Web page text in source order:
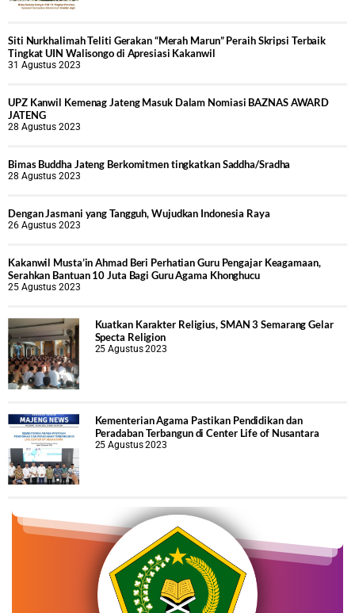
Siti Nurkhalimah Teliti Gerakan “Merah Marun” Peraih Skripsi Terbaik
Tingkat UIN Walisongo di Apresiasi Kakanwil
31 Agustus 2023
UPZ Kanwil Kemenag Jateng Masuk Dalam Nomiasi BAZNAS AWARD
JATENG
28 Agustus 2023
Bimas Buddha Jateng Berkomitmen tingkatkan Saddha/Sradha
28 Agustus 2023
Dengan Jasmani yang Tangguh, Wujudkan Indonesia Raya
26 Agustus 2023
Kakanwil Musta’in Ahmad Beri Perhatian Guru Pengajar Keagamaan,
Serahkan Bantuan 10 Juta Bagi Guru Agama Khonghucu
25 Agustus 2023
Kuatkan Karakter Religius, SMAN 3 Semarang Gelar
Specta Religion
25 Agustus 2023
Kementerian Agama Pastikan Pendidikan dan
Peradaban Terbangun di Center Life of Nusantara
25 Agustus 2023